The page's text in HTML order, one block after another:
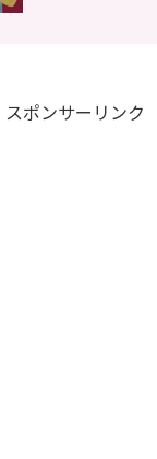
スポンサーリンク